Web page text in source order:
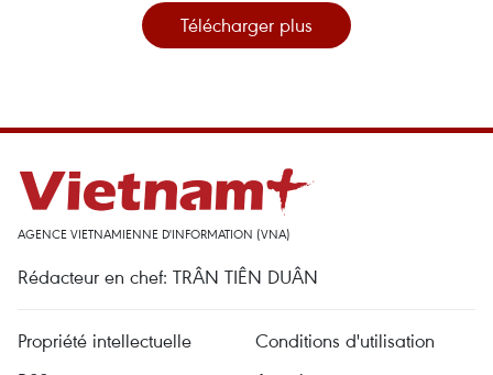
Télécharger plus
AGENCE VIETNAMIENNE D'INFORMATION (VNA)
Rédacteur en chef: TRÂN TIÊN DUÂN
Propriété intellectuelle
Conditions d'utilisation